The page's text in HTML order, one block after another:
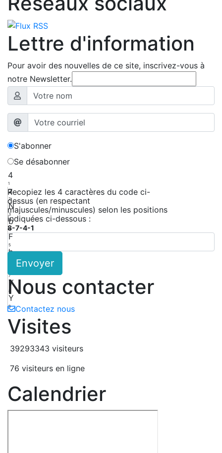
Lettre d'information
Pour avoir des nouvelles de ce site, inscrivez-vous à
notre Newsletter.
S'abonner
Se désabonner
4
1
z
2
N
3
b
4
F
5
h
7
Y
8
Y
9
Recopiez les 4 caractères du code ci-
dessus (en respectant
majuscules/minuscules) selon les positions
indiquées ci-dessous :
8-7-4-1
Envoyer
Nous contacter
Contactez nous
Visites
39293343 visiteurs
76 visiteurs en ligne
Calendrier